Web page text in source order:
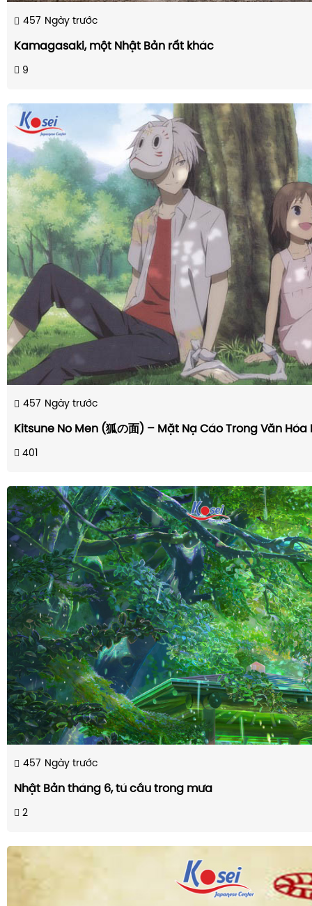
457 Ngày trước
Kamagasaki, một Nhật Bản rất khác
9
457 Ngày trước
Kitsune No Men (狐の面) – Mặt Nạ Cáo Trong Văn Hóa
401
457 Ngày trước
Nhật Bản tháng 6, tú cầu trong mưa
2